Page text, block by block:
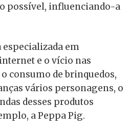
possível, influenciando-a
especializada em
e o vício nas
consumo de brinquedos,
vários personagens, o
desses produtos
a Peppa Pig.